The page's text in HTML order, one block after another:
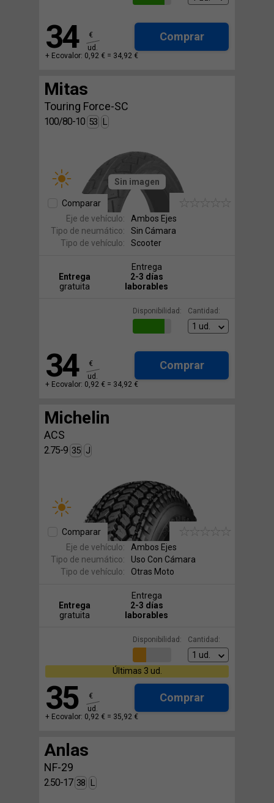
34
€
ud.
Comprar
+ Ecovalor: 0,92 € = 34,92 €
Mitas
Touring Force-SC
100/80-10 53 L
Sin imagen
Comparar
Eje de vehículo:
Ambos Ejes
Tipo de neumático:
Sin Cámara
Tipo de vehículo:
Scooter
Entrega
gratuita
Entrega
2-3 días
laborables
Disponibilidad: Cantidad:
34
€
ud.
Comprar
+ Ecovalor: 0,92 € = 34,92 €
Michelin
ACS
2.75-9 35 J
Comparar
Eje de vehículo:
Ambos Ejes
Tipo de neumático:
Uso Con Cámara
Tipo de vehículo:
Otras Moto
Entrega
gratuita
Entrega
2-3 días
laborables
Disponibilidad: Cantidad:
Últimas 3 ud.
35
€
ud.
Comprar
+ Ecovalor: 0,92 € = 35,92 €
Anlas
NF-29
2.50-17 38 L